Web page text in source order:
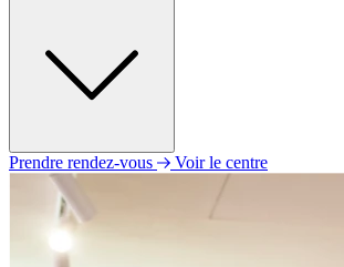
Lundi
09h00 - 12h00
14h00 - 18h00
09h00 - 12h00
Prendre rendez-vous Voir le centre